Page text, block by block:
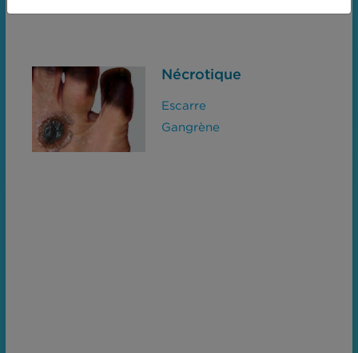
Nécrotique
Escarre
Gangrène